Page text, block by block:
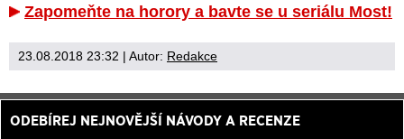
Zapomeňte na horory a bavte se u seriálu Most!
23.08.2018 23:32 | Autor: Redakce
ODEBÍREJ NEJNOVĚJŠÍ NÁVODY A RECENZE